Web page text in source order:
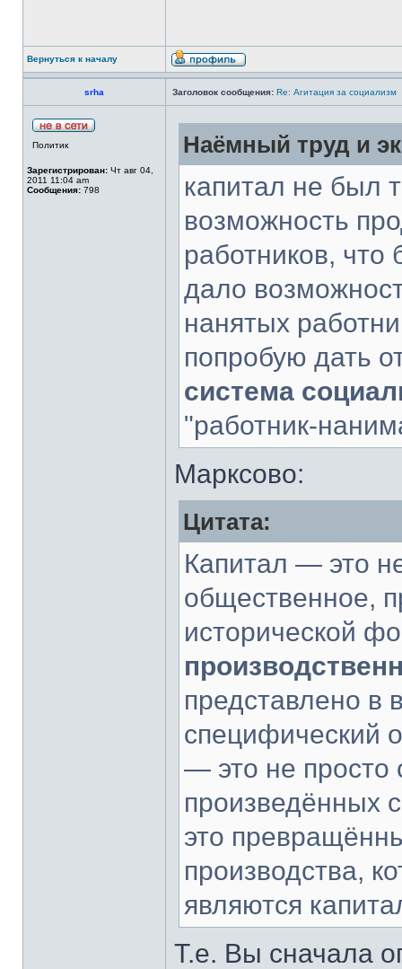
Вернуться к началу
srha Заголовок сообщения: Re: Агитация за социализм
Политик
Зарегистрирован: Чт авг 04,
2011 11:04 am
Сообщения: 798
Наёмный труд и
капитал не был
возможность
работников,
дало
нанятых
попробую дать
система
"работник-
Марксово:
Цитата:
Капитал — это
общественное,
исторической
представлено в
специфический
— это не просто
произведённых
это
производства,
являются
Т.е. Вы сначала